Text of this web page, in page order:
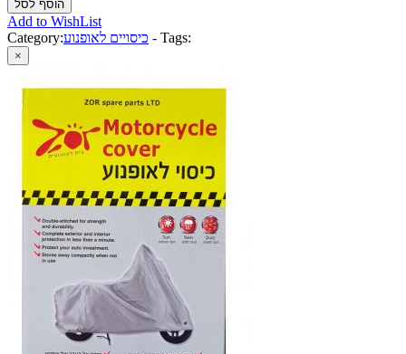
Add to WishList
Category:כיסויים לאופנוע - Tags:
×